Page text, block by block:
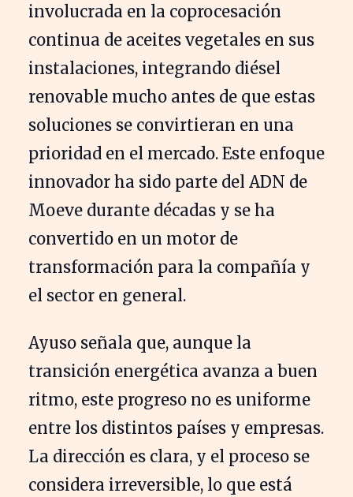
involucrada en la coprocesación
continua de aceites vegetales en sus
instalaciones, integrando diésel
renovable mucho antes de que estas
soluciones se convirtieran en una
prioridad en el mercado. Este enfoque
innovador ha sido parte del ADN de
Moeve durante décadas y se ha
convertido en un motor de
transformación para la compañía y
el sector en general.
Ayuso señala que, aunque la
transición energética avanza a buen
ritmo, este progreso no es uniforme
entre los distintos países y empresas.
La dirección es clara, y el proceso se
considera irreversible, lo que está